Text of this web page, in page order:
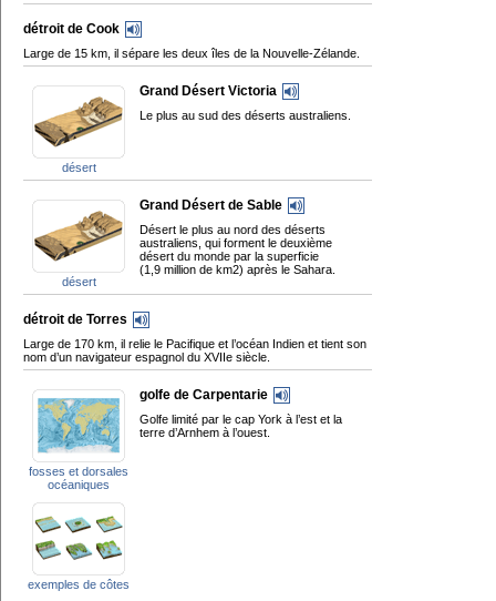
détroit de Cook
Large de 15 km, il sépare les deux îles de la Nouvelle-Zélande.
désert
Grand Désert Victoria
Le plus au sud des déserts australiens.
désert
Grand Désert de Sable
Désert le plus au nord des déserts
australiens, qui forment le deuxième
désert du monde par la superficie
(1,9 million de km2) après le Sahara.
détroit de Torres
Large de 170 km, il relie le Pacifique et l’océan Indien et tient son
nom d’un navigateur espagnol du XVIIe siècle.
fosses et dorsales
océaniques
exemples de côtes
golfe de Carpentarie
Golfe limité par le cap York à l’est et la
terre d’Arnhem à l’ouest.